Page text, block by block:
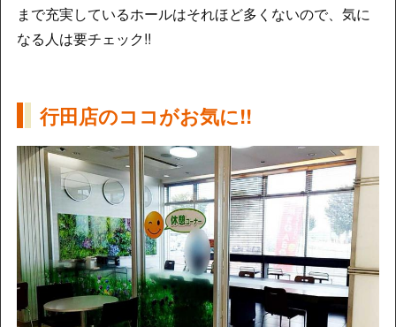
まで充実しているホールはそれほど多くないので、気に
なる人は要チェック!!
行田店のココがお気に!!